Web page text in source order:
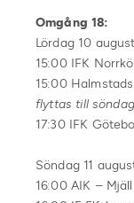
Omgång 18:
Lördag 10
15:00 IFK
15:00
flyttas till söndag
17:30 IFK
Söndag 11
16:00 AIK –